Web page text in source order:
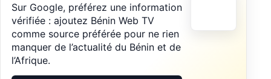
Sur Google, préférez une information
vérifiée : ajoutez Bénin Web TV
comme source préférée pour ne rien
manquer de l’actualité du Bénin et de
l’Afrique.